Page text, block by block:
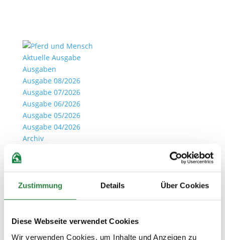
Zustimmung Details Über Cookies
Diese Webseite verwendet Cookies
Wir verwenden Cookies, um Inhalte und Anzeigen zu
Aktuelle Ausgabe
Ausgaben
Ausgabe 08/2026
Ausgabe 07/2026
Ausgabe 06/2026
Ausgabe 05/2026
Ausgabe 04/2026
Archiv
Anmelden
Seite wählen